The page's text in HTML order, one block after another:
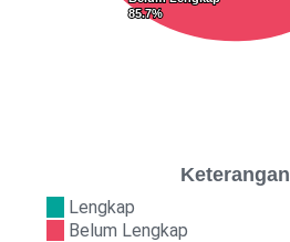
85.7%
85.7%
Keterangan
Lengkap
Belum Lengkap